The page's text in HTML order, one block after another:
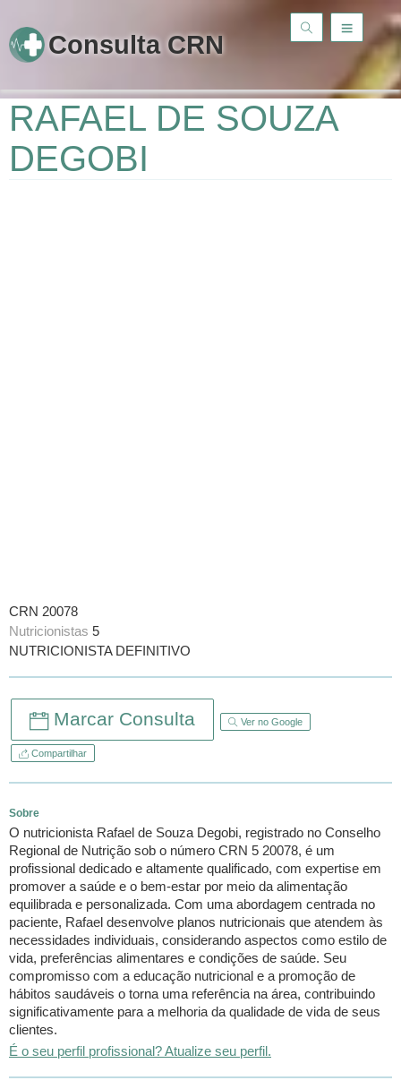
Consulta CRN
RAFAEL DE SOUZA
DEGOBI
CRN 20078
Nutricionistas 5
NUTRICIONISTA DEFINITIVO
Marcar Consulta Ver no Google
Compartilhar
Sobre
O nutricionista Rafael de Souza Degobi, registrado no Conselho
Regional de Nutrição sob o número CRN 5 20078, é um
profissional dedicado e altamente qualificado, com expertise em
promover a saúde e o bem-estar por meio da alimentação
equilibrada e personalizada. Com uma abordagem centrada no
paciente, Rafael desenvolve planos nutricionais que atendem às
necessidades individuais, considerando aspectos como estilo de
vida, preferências alimentares e condições de saúde. Seu
compromisso com a educação nutricional e a promoção de
hábitos saudáveis o torna uma referência na área, contribuindo
significativamente para a melhoria da qualidade de vida de seus
clientes.
É o seu perfil profissional? Atualize seu perfil.